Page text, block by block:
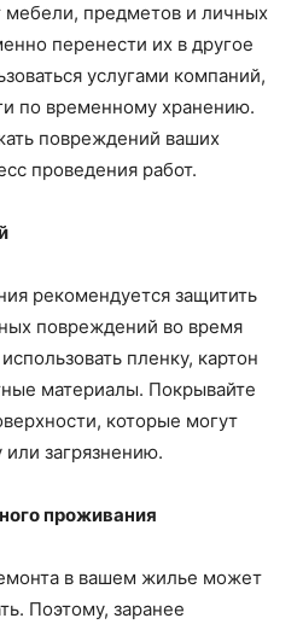
предметов и личных
перенести их в другое
услугами компаний,
по временному хранению.
повреждений ваших
проведения работ.
рекомендуется защитить
повреждений во время
пленку, картон
материалы. Покрывайте
которые могут
загрязнению.
проживания
в вашем жилье может
Поэтому, заранее